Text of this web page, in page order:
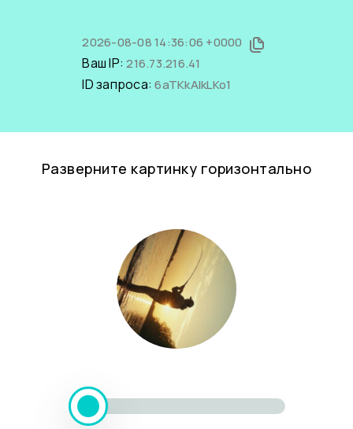
2026-08-08 14:36:06 +0000
Ваш IP:216.73.216.41
ID запроса:6aTKkAIkLKo1
Разверните картинку горизонтально